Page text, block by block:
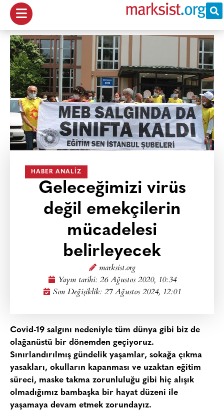
HABER ANALIZ
Geleceğimizi virüs
değil emekçilerin
mücadelesi
belirleyecek
marksist.org
Yayın tarihi: 26 Ağustos 2020, 10:34
Son Değişiklik: 27 Ağustos 2024, 12:01
Covid-19 salgını nedeniyle tüm dünya gibi biz de
olağanüstü bir dönemden geçiyoruz.
Sınırlandırılmış gündelik yaşamlar, sokağa çıkma
yasakları, okulların kapanması ve uzaktan eğitim
süreci, maske takma zorunluluğu gibi hiç alışık
olmadığımız bambaşka bir hayat düzeni ile
yaşamaya devam etmek zorundayız.